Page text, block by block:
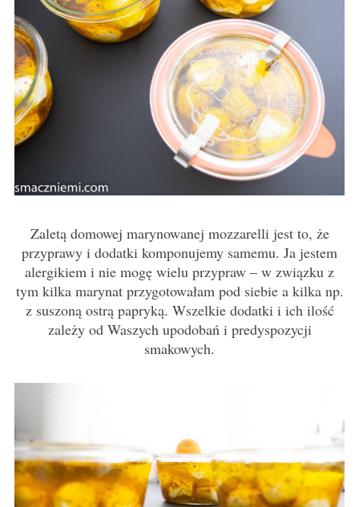
Zaletą domowej marynowanej mozzarelli jest to, że
przyprawy i dodatki komponujemy samemu. Ja jestem
alergikiem i nie mogę wielu przypraw – w związku z
tym kilka marynat przygotowałam pod siebie a kilka np.
z suszoną ostrą papryką. Wszelkie dodatki i ich ilość
zależy od Waszych upodobań i predyspozycji
smakowych.